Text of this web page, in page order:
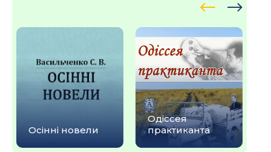
Осінні новели
Одіссея
практиканта